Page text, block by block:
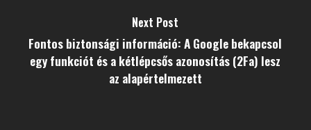
Next Post
Fontos biztonsági információ: A Google bekapcsol
egy funkciót és a kétlépcsős azonosítás (2Fa) lesz
az alapértelmezett